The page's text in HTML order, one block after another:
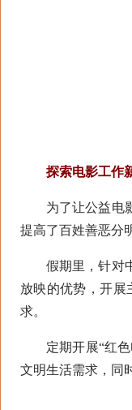
探索电影工作
为了让公益电影
提高了百姓善恶分
假期里，针对中
放映的优势，开展
求。
定期开展“红色
文明生活需求，同